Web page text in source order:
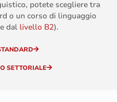
potete scegliere tra
o un corso di linguaggio
dal livello B2).
SETTORIALE